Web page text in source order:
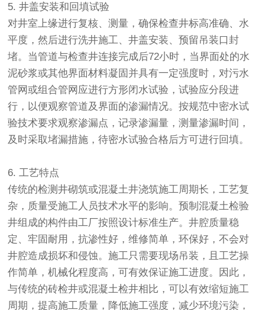
5. 井盖安装和回填试验
对井室上缘进行复核、测量，确保检查井标高准确、水
平度，然后进行洗井施工、井盖安装、预留吊装口封
堵。当管道与检查井连接完成后72小时，当界面处的水
泥砂浆或其他界面材料凝固并具有一定强度时，对污水
管网或组合管网应进行方形闭水试验，试验应分段进
行，以便观察管道及界面的渗漏情况。按规范中密水试
验技术要求观察渗漏点，记录渗漏量，测量渗漏时间，
及时采取堵漏措施，待密水试验合格后方可进行回填。
6. 工艺特点
传统的检测井砌筑或混凝土井浇筑施工周期长，工艺复
杂，质量受施工人员技术水平的影响。预制混凝土检验
井组成的构件由工厂按照设计标准生产。井腔质量稳
定、牢固耐用，抗渗性好，维修简单，环保好，不会对
井腔造成损坏和侵蚀。施工只需要现场吊装，且工艺操
作简单，机械化程度高，可有效保证施工进度。因此，
与传统的砖检井或混凝土检井相比，可以有效缩短施工
周期，提高施工质量，降低施工强度，减少环境污染，